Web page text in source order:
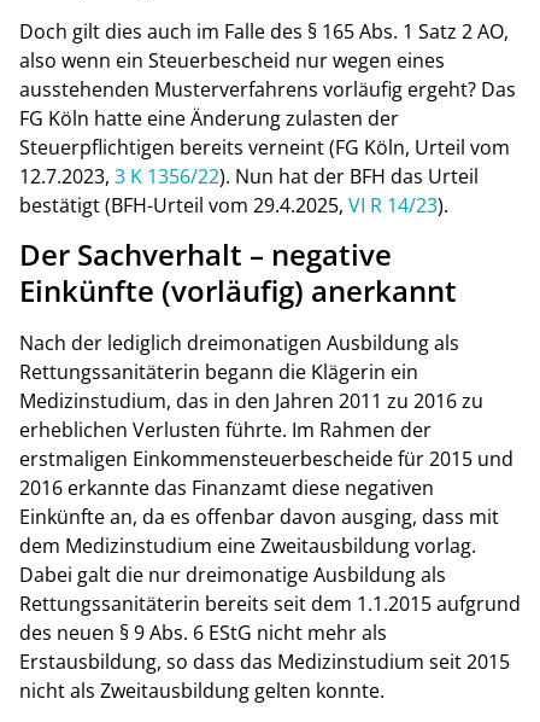
Doch gilt dies auch im Falle des § 165 Abs. 1 Satz 2 AO,
also wenn ein Steuerbescheid nur wegen eines
ausstehenden Musterverfahrens vorläufig ergeht? Das
FG Köln hatte eine Änderung zulasten der
Steuerpflichtigen bereits verneint (FG Köln, Urteil vom
12.7.2023, 3 K 1356/22). Nun hat der BFH das Urteil
bestätigt (BFH-Urteil vom 29.4.2025, VI R 14/23).
Der Sachverhalt – negative
Einkünfte (vorläufig) anerkannt
Nach der lediglich dreimonatigen Ausbildung als
Rettungssanitäterin begann die Klägerin ein
Medizinstudium, das in den Jahren 2011 zu 2016 zu
erheblichen Verlusten führte. Im Rahmen der
erstmaligen Einkommensteuerbescheide für 2015 und
2016 erkannte das Finanzamt diese negativen
Einkünfte an, da es offenbar davon ausging, dass mit
dem Medizinstudium eine Zweitausbildung vorlag.
Dabei galt die nur dreimonatige Ausbildung als
Rettungssanitäterin bereits seit dem 1.1.2015 aufgrund
des neuen § 9 Abs. 6 EStG nicht mehr als
Erstausbildung, so dass das Medizinstudium seit 2015
nicht als Zweitausbildung gelten konnte.